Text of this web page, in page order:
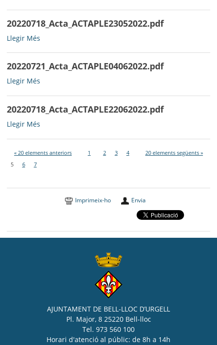
20220718_Acta_ACTAPLE23052022.pdf
20220718_Acta_ACTAPLE23052022.pdf
Llegir Més
20220721_Acta_ACTAPLE04062022.pdf
20220721_Acta_ACTAPLE04062022.pdf
Llegir Més
20220718_Acta_ACTAPLE22062022.pdf
20220718_Acta_ACTAPLE22062022.pdf
Llegir Més
« 20 elements anteriors 20 elements següents »
1 2 3
4
5
6 7
Imprimeix-ho Envia
AJUNTAMENT DE BELL-LLOC D’URGELL
Pl. Major, 8 25220 Bell-lloc
Tel. 973 560 100
Horari d'atenció al públic: de 8h a 14h